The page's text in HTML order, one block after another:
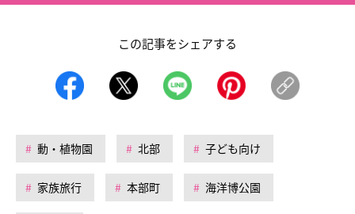
この記事をシェアする
動・植物園 北部 子ども向け
家族旅行 本部町 海洋博公園